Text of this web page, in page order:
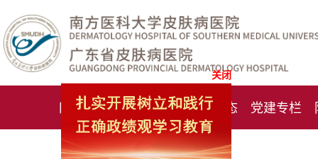
网站首页 医院概况 医院动态 党建专栏
化妆品检测中心 期刊杂志 就诊指南
关闭